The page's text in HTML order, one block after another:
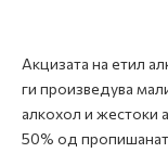
Контакт
Акцизата на етил
ги произведува
алкохол и жестоки
50% од